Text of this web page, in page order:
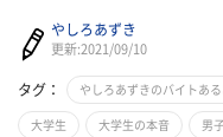
やしろあずき
更新:2021/09/10
タグ： やしろあずきのバイトあ
大学生 大学生の本音 男